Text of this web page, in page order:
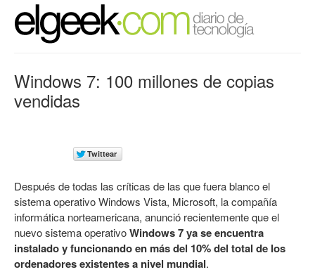
Windows 7: 100 millones de copias
vendidas
Después de todas las críticas de las que fuera blanco el
sistema operativo Windows Vista, Microsoft, la compañía
informática norteamericana, anunció recientemente que el
nuevo sistema operativoWindows 7 ya se encuentra
instalado y funcionando en más del 10% del total de los
ordenadores existentes a nivel mundial.